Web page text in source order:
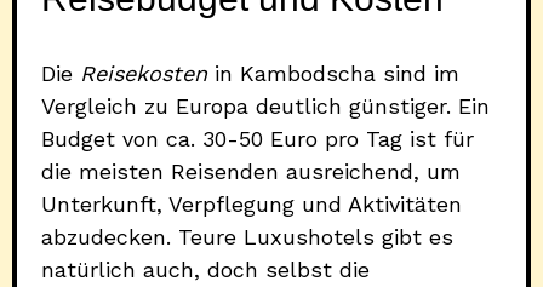
Die Reisekostenin Kambodscha sind im
Vergleich zu Europa deutlich günstiger. Ein
Budget von ca. 30-50 Euro pro Tag ist für
die meisten Reisenden ausreichend, um
Unterkunft, Verpflegung und Aktivitäten
abzudecken. Teure Luxushotels gibt es
natürlich auch, doch selbst die